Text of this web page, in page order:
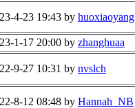
4-23 19:43 by huoxiaoyang
1-17 20:00 by zhanghuaa
9-27 10:31 by nvslch
8-12 08:48 by Hannah_NB